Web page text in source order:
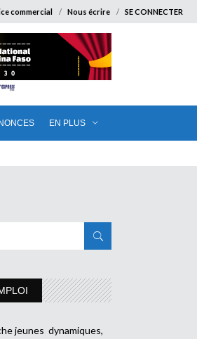
commercial Nous écrire SE CONNECTER
EN PLUS
jeunes dynamiques,